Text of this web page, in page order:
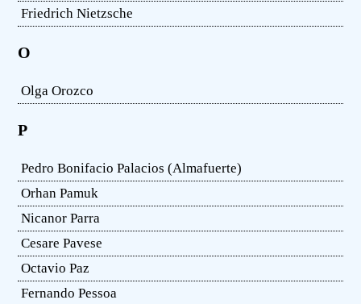
Friedrich Nietzsche
O
Olga Orozco
P
Pedro Bonifacio Palacios (Almafuerte)
Orhan Pamuk
Nicanor Parra
Cesare Pavese
Octavio Paz
Fernando Pessoa